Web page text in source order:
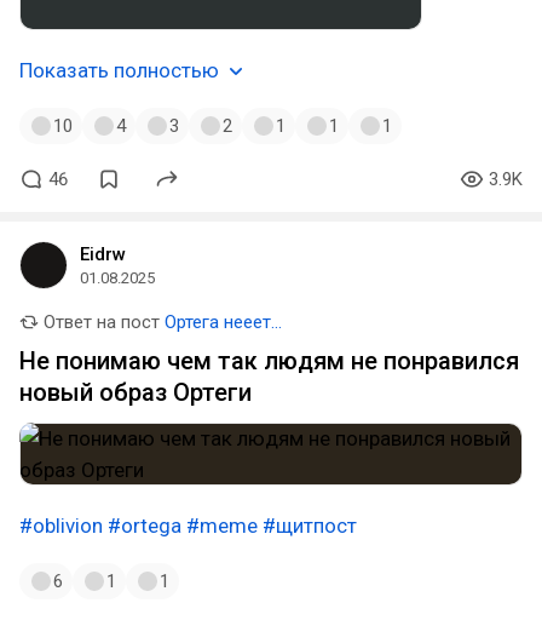
Показать полностью
10 4 3 2 1 1 1
46 3.9K
Eidrw
01.08.2025
Ответ на пост Ортега нееет...
Не понимаю чем так людям не понравился
новый образ Ортеги
#oblivion #ortega #meme #щитпост
6 1 1